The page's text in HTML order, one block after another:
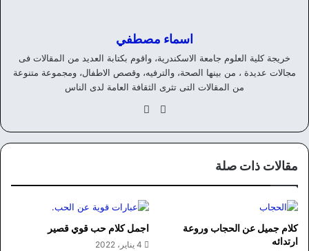
اسماء مصطفي
خريجة كلية العلوم جامعة الاسكندرية، واقوم بكتابة العديد من المقالات فى
مجالات عديدة ، من بينها الصحة، والترفيه، وقصص الاطفال، ومجموعة متنوعة
من المقالات التى تثرى الثقافة العامة لدى الناس
موق
الويوك
مقالات ذات صلة
كلام جميل عن الحجاب وروعة
ارتدائه
اجمل كلام حب قوي قصير
4 يناير، 2022